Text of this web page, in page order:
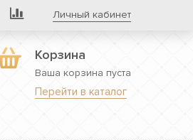
Личный кабинет
Корзина
Ваша корзина пуста
Перейти в каталог